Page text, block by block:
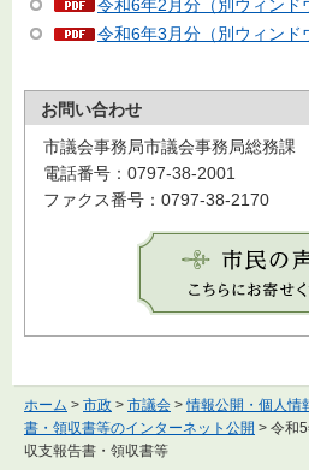
令和6年2月分（別ウィンド
令和6年3月分（別ウィンド
お問い合わせ
市議会事務局市議会事務局総務課
電話番号：0797-38-2001
ファクス番号：0797-38-2170
ホーム > 市政 > 市議会 >情報公開・個人情
書・領収書等のインターネット公開 > 令和
収支報告書・領収書等